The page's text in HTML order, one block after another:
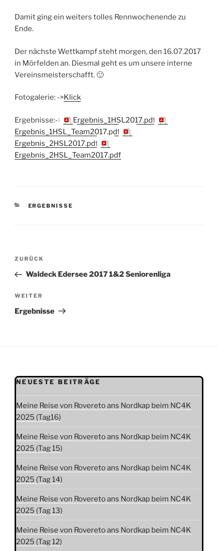
Damit ging ein weiters tolles Rennwochenende zu
Ende.
Der nächste Wettkampf steht morgen, den 16.07.2017
in Mörfelden an. Diesmal geht es um unsere interne
Vereinsmeisterschafft. 🙂
Fotogalerie: ->Klick
Ergebnisse:-> Ergebnis_1HSL2017.pdf
Ergebnis_1HSL_Team2017.pdf
Ergebnis_2HSL2017.pdf
Ergebnis_2HSL_Team2017.pdf
KATEGORIEN
ERGEBNISSE
Beitragsnavigation
Vorheriger
Beitrag
ZURÜCK
Waldeck Edersee 2017 1&2 Seniorenliga
Nächster
Beitrag
WEITER
Ergebnisse
NEUESTE BEITRÄGE
Meine Reise von Rovereto ans Nordkap beim NC4K
2025 (Tag16)
Meine Reise von Rovereto ans Nordkap beim NC4K
2025 (Tag 15)
Meine Reise von Rovereto ans Nordkap beim NC4K
2025 (Tag 14)
Meine Reise von Rovereto ans Nordkap beim NC4K
2025 (Tag 13)
Meine Reise von Rovereto ans Nordkap beim NC4K
2025 (Tag 12)